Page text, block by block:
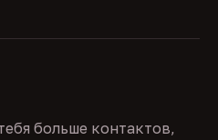
больше контактов,